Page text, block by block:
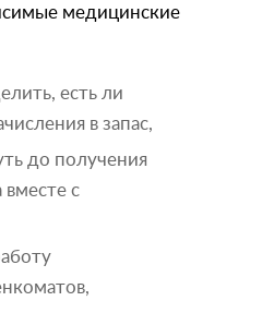
медицинские
есть ли
в запас,
до получения
вместе с